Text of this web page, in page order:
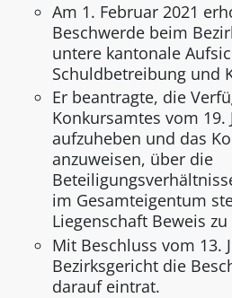
Am 1. Februar 2021
Beschwerde beim
untere kantonale
Schuldbetreibung und
Er beantragte, die
Konkursamtes vom 19.
aufzuheben und das
anzuweisen, über die
im Gesamteigentum
Liegenschaft Beweis
Mit Beschluss vom 13.
Bezirksgericht die
darauf eintrat.